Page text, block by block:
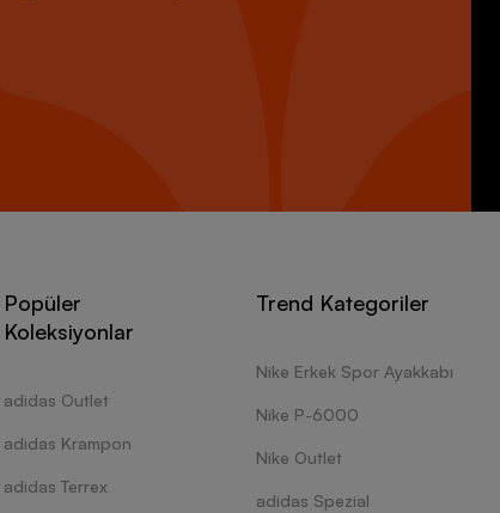
Popüler
Koleksiyonlar
adidas Outlet
adidas Krampon
adidas Terrex
Trend Kategoriler
Nike Erkek Spor Ayakkabı
Nike P-6000
Nike Outlet
adidas Spezial